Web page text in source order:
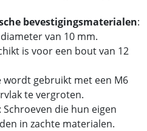
bevestigingsmaterialen:
van 10 mm.
is voor een bout van 12
wordt gebruikt met een M6
te vergroten.
die hun eigen
in zachte materialen.